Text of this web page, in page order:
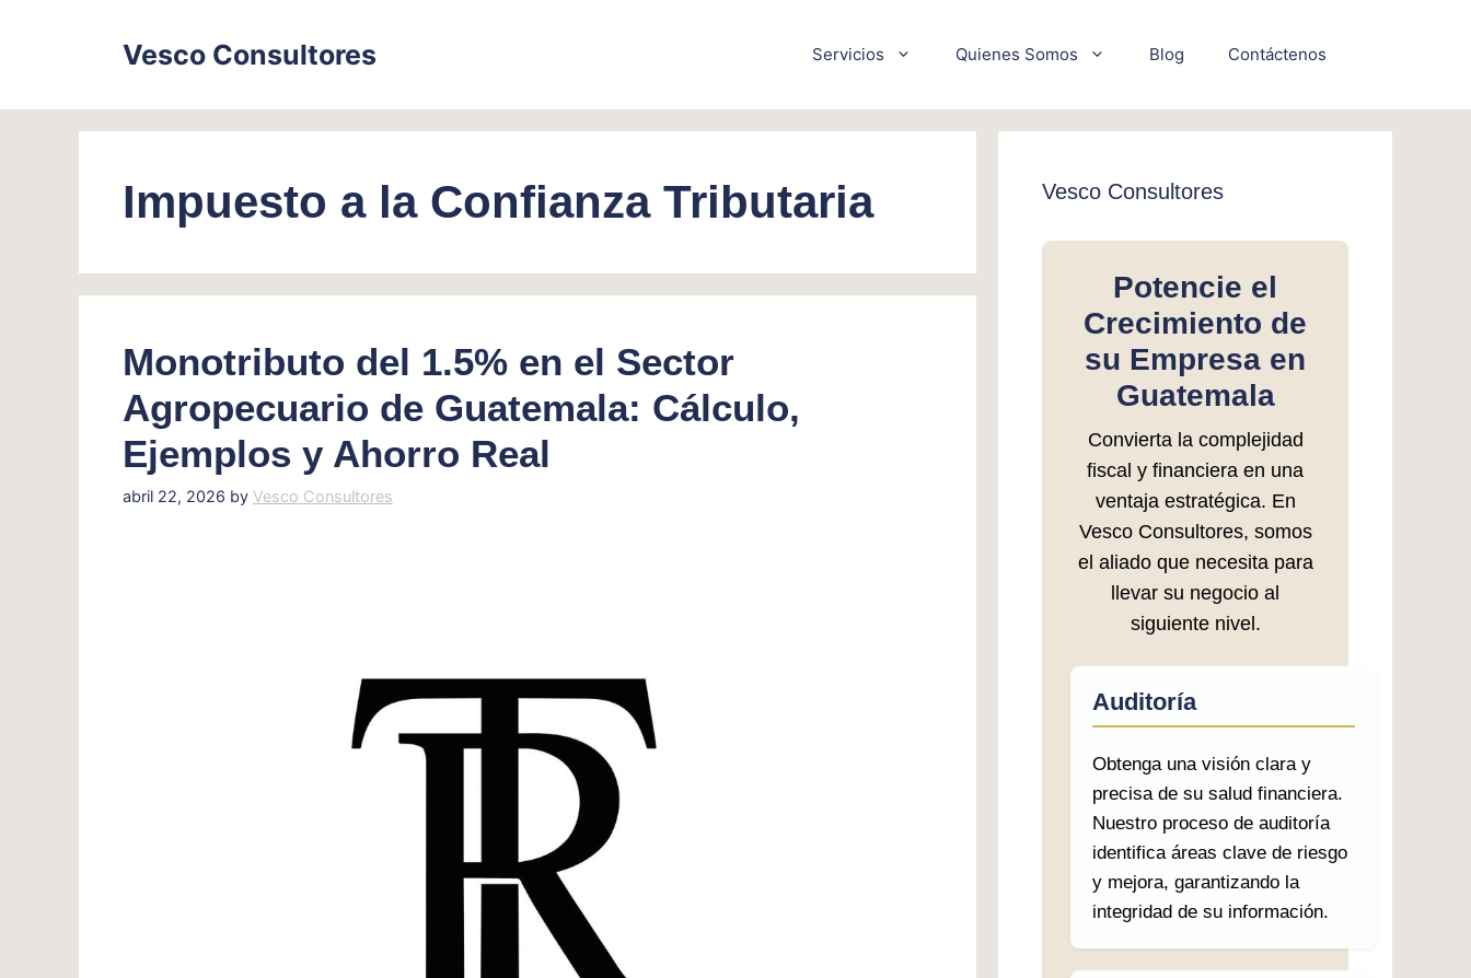
Vesco Consultores Servicios Quienes Somos Blog Contáctenos
Impuesto a la Confianza Tributaria
Monotributo del 1.5% en el Sector
Agropecuario de Guatemala: Cálculo,
Ejemplos y Ahorro Real
abril 22, 2026 by Vesco Consultores
Vesco Consultores
Potencie el
Crecimiento de
su Empresa en
Guatemala
Convierta la complejidad
fiscal y financiera en una
ventaja estratégica. En
Vesco Consultores, somos
el aliado que necesita para
llevar su negocio al
siguiente nivel.
Auditoría
Obtenga una visión clara y
precisa de su salud financiera.
Nuestro proceso de auditoría
identifica áreas clave de riesgo
y mejora, garantizando la
integridad de su información.